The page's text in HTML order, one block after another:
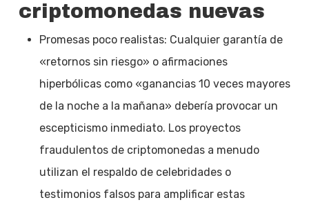
criptomonedas nuevas
Promesas poco realistas: Cualquier garantía de
«retornos sin riesgo» o afirmaciones
hiperbólicas como «ganancias 10 veces mayores
de la noche a la mañana» debería provocar un
escepticismo inmediato. Los proyectos
fraudulentos de criptomonedas a menudo
utilizan el respaldo de celebridades o
testimonios falsos para amplificar estas